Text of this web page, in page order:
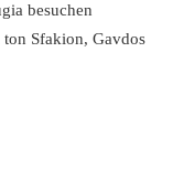
besuchen
Sfakion, Gavdos